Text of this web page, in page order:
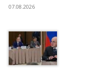
07.08.2026